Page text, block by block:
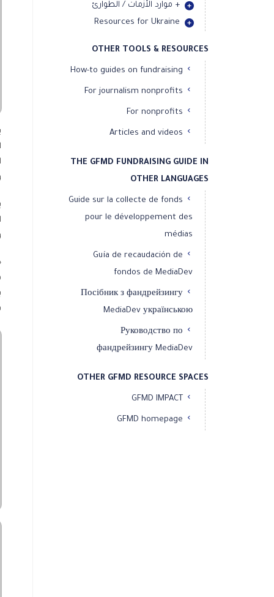
+ موارد الأزمات / الطوارئ
Resources for Ukraine
OTHER TOOLS & RESOURCES
How-to guides on fundraising
For journalism nonprofits
For nonprofits
Articles and videos
THE GFMD FUNDRAISING GUIDE IN
OTHER LANGUAGES
Guide sur la collecte de fonds
pour le développement des
médias
Guía de recaudación de
fondos de MediaDev
Посібник з фандрейзингу
MediaDev українською
Руководство по
фандрейзингу MediaDev
OTHER GFMD RESOURCE SPACES
GFMD IMPACT
GFMD homepage